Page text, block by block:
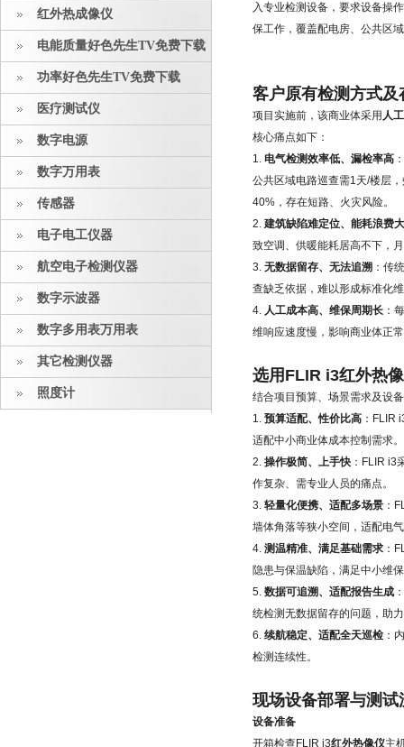
红外热成像仪
电能质量好色先生TV免费下载
功率好色先生TV免费下载
医疗测试仪
数字电源
数字万用表
传感器
电子电工仪器
航空电子检测仪器
数字示波器
数字多用表万用表
其它检测仪器
照度计
入专业检测设备，要求设备操
保工作，覆盖配电房、公共区
客户原有检测方式及
项目实施前，该商业体采用 人
核心痛点如下：
1. 电气检测效率低、漏检率高
公共区域电路巡查需1天/楼层
40%，存在短路、火灾风险。
2. 建筑缺陷难定位、能耗浪费大
致空调、供暖能耗居高不下，
3. 无数据留存、无法追溯 ：传
查缺乏依据，难以形成标准化
4. 人工成本高、维保周期长 ：
维响应速度慢，影响商业体正
选用FLIR i3红外热
结合项目预算、场景需求及设
1. 预算适配、性价比高 ：FLIR
适配中小商业体成本控制需求。
2. 操作极简、上手快 ：FLIR i3
作复杂、需专业人员的痛点。
3. 轻量化便携、适配多场景 ：
墙体角落等狭小空间，适配电
4. 测温精准、满足基础需求 ：
隐患与保温缺陷，满足中小维
5. 数据可追溯、适配报告生成
统检测无数据留存的问题，助
6. 续航稳定、适配全天巡检 ：
检测连续性。
现场设备部署与测试
设备准备
开箱检查FLIR i3红外热像仪主